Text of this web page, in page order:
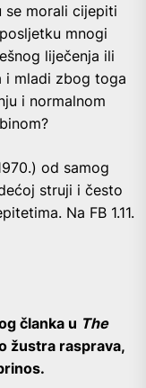
se morali cijepiti
mnogi
liječenja ili
i mladi zbog toga
i normalnom
od samog
struji i često
Na FB 1.11.
članka u The
žustra rasprava,